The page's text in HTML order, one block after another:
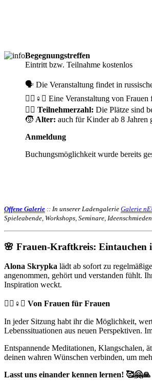
Begegnungstreffen
Eintritt bzw. Teilnahme kostenlos
🗣️ Die Veranstaltung findet in
🧘‍♀️♀️✊ Eine Veranstaltung von Frauen
🙋‍♀️ Teilnehmerzahl: Die Plätze sind
🧒 Alter: auch für Kinder ab 8 Jahren
Anmeldung
Buchungsmöglichkeit wurde bereits
Offene Galerie :: In unserer Ladengalerie Galerie
Spieleabende, Workshops, Seminare, Ideenschmieden
🌸 Frauen-Kraftkreis: Eintauchen
Alona Skrypka lädt ab sofort zu
angenommen, gehört und verstanden fühlt.
Inspiration weckt.
🧘‍♀️♀️✊ Von Frauen für Frauen
In jeder Sitzung habt ihr die Möglichkeit,
Lebenssituationen aus neuen Perspektiven.
Entspannende Meditationen, Klangschalen,
deinen wahren Wünschen verbinden, um
Lasst uns einander kennen lernen! 🥰🤗🙏